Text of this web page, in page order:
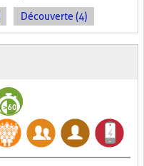
Découverte (4)